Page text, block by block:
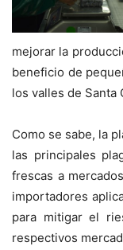
mejorar la
beneficio de
los valles de Santa
Como se sabe, la
las principales
frescas a
importadores
para mitigar el
respectivos